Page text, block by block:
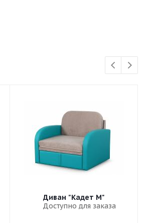
Диван "Кадет М"
Доступно для заказа